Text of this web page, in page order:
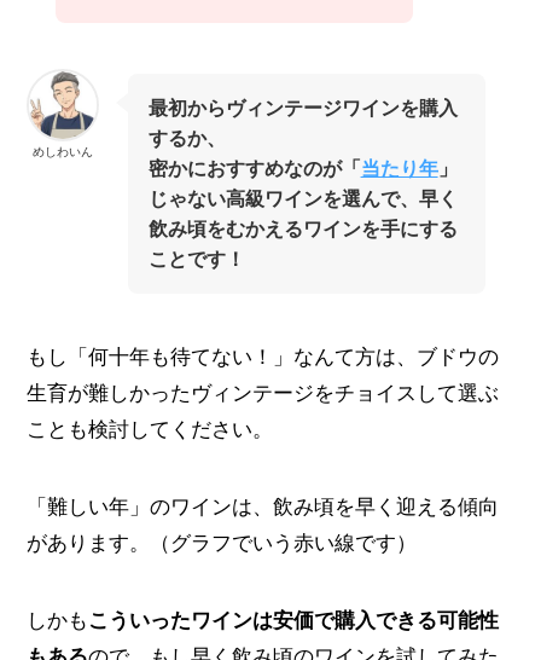
めしわいん
最初からヴィンテージワインを購入
するか、
密かにおすすめなのが「当たり年」
じゃない高級ワインを選んで、早く
飲み頃をむかえるワインを手にする
ことです！
もし「何十年も待てない！」なんて方は、ブドウの
生育が難しかったヴィンテージをチョイスして選ぶ
ことも検討してください。
「難しい年」のワインは、飲み頃を早く迎える傾向
があります。（グラフでいう赤い線です）
しかも こういったワインは安価で購入できる可能性